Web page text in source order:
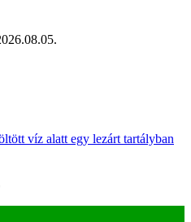
víz alatt egy lezárt tartályban